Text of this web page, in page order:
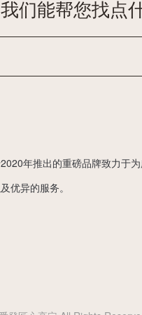
我们能帮您找点
年推出的重磅品牌致力于
优异的服务。